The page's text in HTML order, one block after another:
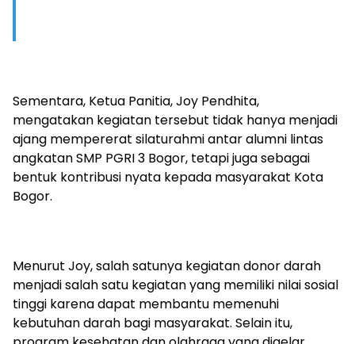
Sementara, Ketua Panitia, Joy Pendhita,
mengatakan kegiatan tersebut tidak hanya menjadi
ajang mempererat silaturahmi antar alumni lintas
angkatan SMP PGRI 3 Bogor, tetapi juga sebagai
bentuk kontribusi nyata kepada masyarakat Kota
Bogor.
Menurut Joy, salah satunya kegiatan donor darah
menjadi salah satu kegiatan yang memiliki nilai sosial
tinggi karena dapat membantu memenuhi
kebutuhan darah bagi masyarakat. Selain itu,